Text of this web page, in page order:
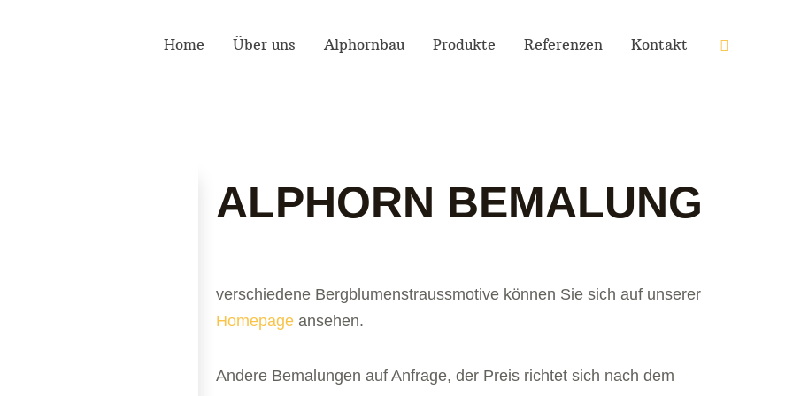
Home Über uns Alphornbau Produkte Referenzen Kontakt Suche
ALPHORN BEMALUNG
verschiedene Bergblumenstraussmotive können Sie sich auf unserer
Homepage ansehen.
Andere Bemalungen auf Anfrage, der Preis richtet sich nach dem